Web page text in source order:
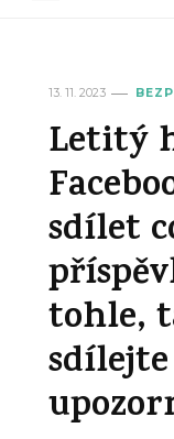
13. 11. 2023
Letitý
sdílet
tohle,